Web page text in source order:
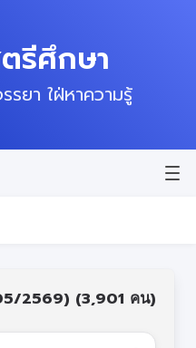
รีศึกษา
ยา ใฝ่หาความรู้
05/2569) (3,901